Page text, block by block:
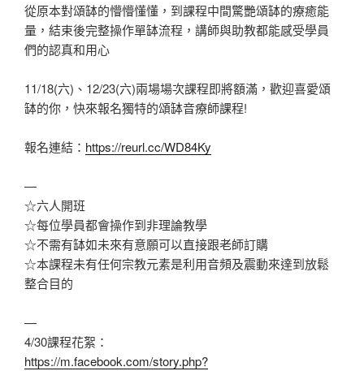
從原本對頌缽的懵懵懂懂，到課程中間驚艷頌缽的療癒能
量，結束後完整操作單缽流程，講師與助教都能感受學員
們的認真和用心
11/18(六)、12/23(六)兩場場次課程即將額滿，歡迎喜愛頌
缽的你，快來報名獨特的頌缽音療師課程!
報名連結： https://reurl.cc/WD84Ky
—
☆六人開班
☆每位學員都會操作到非理論教學
☆不需有缽如未來有意願可以直接跟老師訂購
☆本課程未有任何宗教元素是利用音頻及震動來達到放鬆
整合目的
—
4/30課程花絮：
https://m.facebook.com/story.php?